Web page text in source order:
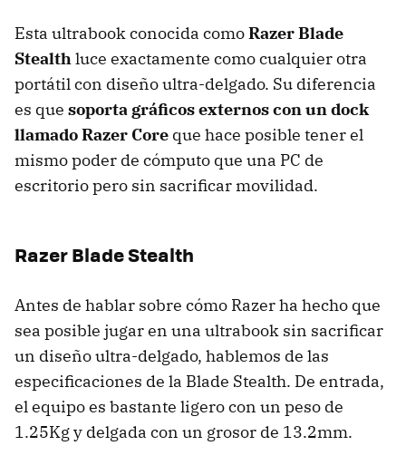
Esta ultrabook conocida comoRazer Blade
Stealthluce exactamente como cualquier otra
portátil con diseño ultra-delgado. Su diferencia
es que soporta gráficos externos con un dock
llamado Razer Core que hace posible tener el
mismo poder de cómputo que una PC de
escritorio pero sin sacrificar movilidad.
Razer Blade Stealth
Antes de hablar sobre cómo Razer ha hecho que
sea posible jugar en una ultrabook sin sacrificar
un diseño ultra-delgado, hablemos de las
especificaciones de la Blade Stealth. De entrada,
el equipo es bastante ligero con un peso de
1.25Kg y delgada con un grosor de 13.2mm.